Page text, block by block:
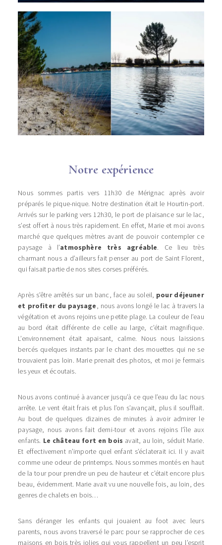
Notre expérience
Nous sommes partis vers 11h30 de Mérignac après avoir
préparés le pique-nique. Notre destination était le Hourtin-port.
Arrivés sur le parking vers 12h30, le port de plaisance sur le lac,
s’est offert à nous très rapidement. En effet, Marie et moi avons
marché que quelques mètres avant de pouvoir contempler ce
paysage à l’atmosphère très agréable. Ce lieu très
charmant nous a d’ailleurs fait penser au port de Saint Florent,
qui faisait partie de nos sites corses préférés.
Après s’être arrêtés sur un banc, face au soleil, pour déjeuner
et profiter du paysage, nous avons longé le lac à travers la
végétation et avons rejoins une petite plage. La couleur de l’eau
au bord était différente de celle au large, c’était magnifique.
L’environnement était apaisant, calme. Nous nous laissions
bercés quelques instants par le chant des mouettes qui ne se
trouvaient pas loin. Marie prenait des photos, et moi je fermais
les yeux et écoutais.
Nous avons continué à avancer jusqu’à ce que l’eau du lac nous
arrête. Le vent était frais et plus l’on s’avançait, plus il soufflait.
Au bout de quelques dizaines de minutes à avoir admirer le
paysage, nous avons fait demi-tour et avons rejoins l’île aux
enfants. Le château fort en bois avait, au loin, séduit Marie.
Et effectivement n’importe quel enfant s’éclaterait ici. Il y avait
comme une odeur de printemps. Nous sommes montés en haut
de la tour pour prendre un peu de hauteur et c’était encore plus
beau, évidemment. Marie avait vu une nouvelle fois, au loin, des
genres de chalets en bois…
Sans déranger les enfants qui jouaient au foot avec leurs
parents, nous avons traversé le parc pour se rapprocher de ces
maisons en bois très jolies qui vous rappellent un peu l’esprit